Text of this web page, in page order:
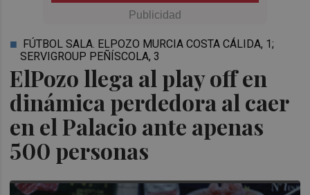
ElPozo llega al play off en
dinámica perdedora al caer
en el Palacio ante apenas
500 personas
FÚTBOL SALA. ELPOZO MURCIA COSTA CÁLIDA, 1;
SERVIGROUP PEÑÍSCOLA, 3